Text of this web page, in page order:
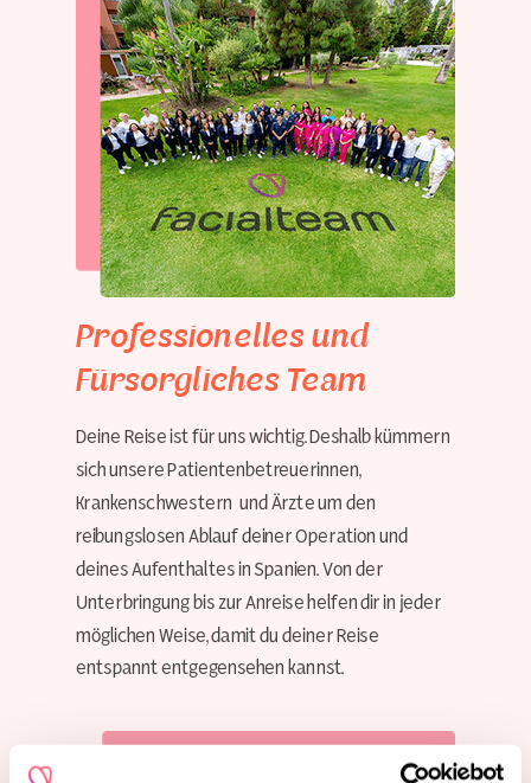
Professionelles und
Fürsorgliches Team
Deine Reise ist für uns wichtig. Deshalb kümmern
sich unsere Patientenbetreuerinnen,
Krankenschwestern und Ärzte um den
reibungslosen Ablauf deiner Operation und
deines Aufenthaltes in Spanien. Von der
Unterbringung bis zur Anreise helfen dir in jeder
möglichen Weise, damit du deiner Reise
entspannt entgegensehen kannst.